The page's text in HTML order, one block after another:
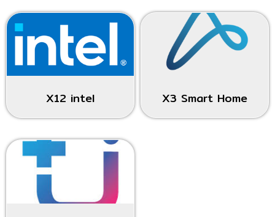
X12 intel X3 Smart Home